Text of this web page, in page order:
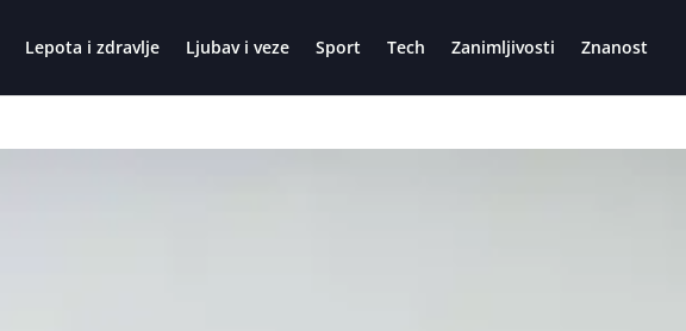
Lepota i zdravlje Ljubav i veze Sport Tech Zanimljivosti Znanost